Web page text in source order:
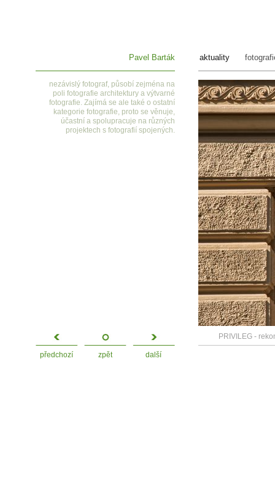
Pavel Barták
nezávislý fotograf, působí zejména na
poli fotografie architektury a výtvarné
fotografie. Zajímá se ale také o ostatní
kategorie fotografie, proto se věnuje,
účastní a spolupracuje na různých
projektech s fotografií spojených.
PRIVILEG -
předchozí zpět další
aktuality